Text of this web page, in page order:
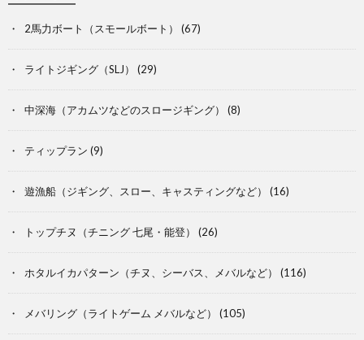
2馬力ボート（スモールボート） (67)
ライトジギング（SLJ） (29)
中深海（アカムツなどのスロージギング） (8)
ティップラン (9)
遊漁船（ジギング、スロー、キャスティングなど） (16)
トップチヌ（チニング 七尾・能登） (26)
ホタルイカパターン（チヌ、シーバス、メバルなど） (116)
メバリング（ライトゲーム メバルなど） (105)